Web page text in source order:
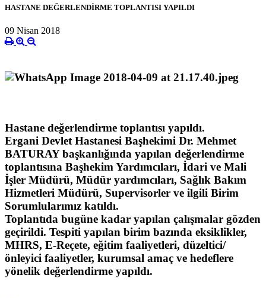
HASTANE DEĞERLENDİRME TOPLANTISI YAPILDI
09 Nisan 2018
Hastane değerlendirme toplantısı yapıldı.
Ergani Devlet Hastanesi Başhekimi Dr. Mehmet
BATURAY başkanlığında yapılan değerlendirme
toplantısına Başhekim Yardımcıları, İdari ve Mali
İşler Müdürü, Müdür yardımcıları, Sağlık Bakım
Hizmetleri Müdürü, Supervisorler ve ilgili Birim
Sorumlularımız katıldı.
Toplantıda bugüne kadar yapılan çalışmalar gözden
geçirildi. Tespiti yapılan birim bazında eksiklikler,
MHRS, E-Reçete, eğitim faaliyetleri, düzeltici/
önleyici faaliyetler, kurumsal amaç ve hedeflere
yönelik değerlendirme yapıldı.